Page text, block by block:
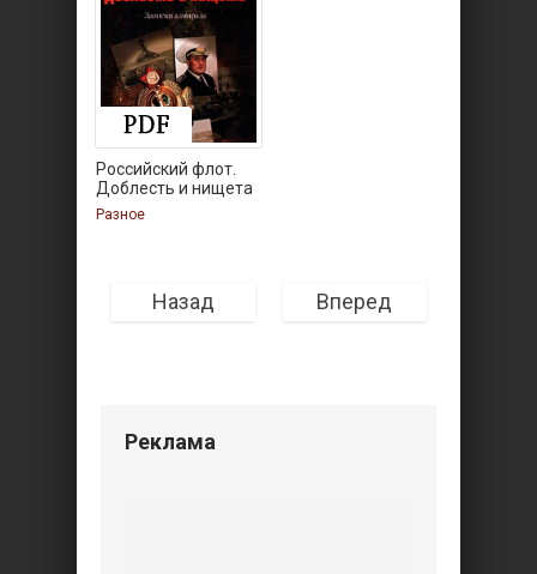
Российский флот.
Доблесть и нищета
Разное
Назад Вперед
Реклама